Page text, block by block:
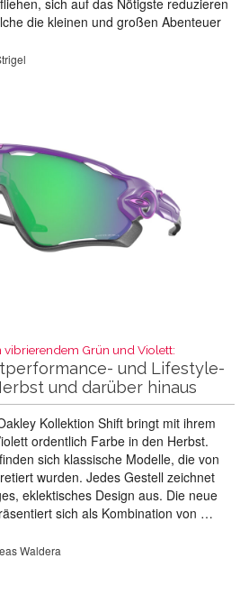
die kleinen und großen Abenteuer
vibrierendem Grün und Violett:
und Lifestyle-
und darüber hinaus
Kollektion Shift bringt mit ihrem
ordentlich Farbe in den Herbst.
sich klassische Modelle, die von
wurden. Jedes Gestell zeichnet
eklektisches Design aus. Die neue
sich als Kombination von …
Waldera